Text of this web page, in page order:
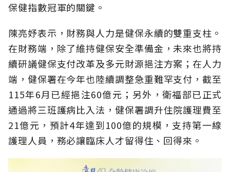
保健指數冠軍的關鍵。
陳亮妤表示，財務與人力是健保永續的雙重支柱。
在財務端，除了維持健保安全準備金，未來也將持
續研議健保支付改革及多元財源挹注方案；在人力
端，健保署在今年也陸續調整急重難罕支付，截至
115年6月已經挹注60億元；另外，衛福部已正式
通過將三班護病比入法，健保署調升住院護理費至
21億元，預計4年達到100億的規模，支持第一線
護理人員，務必讓臨床人才留得住、回得來。